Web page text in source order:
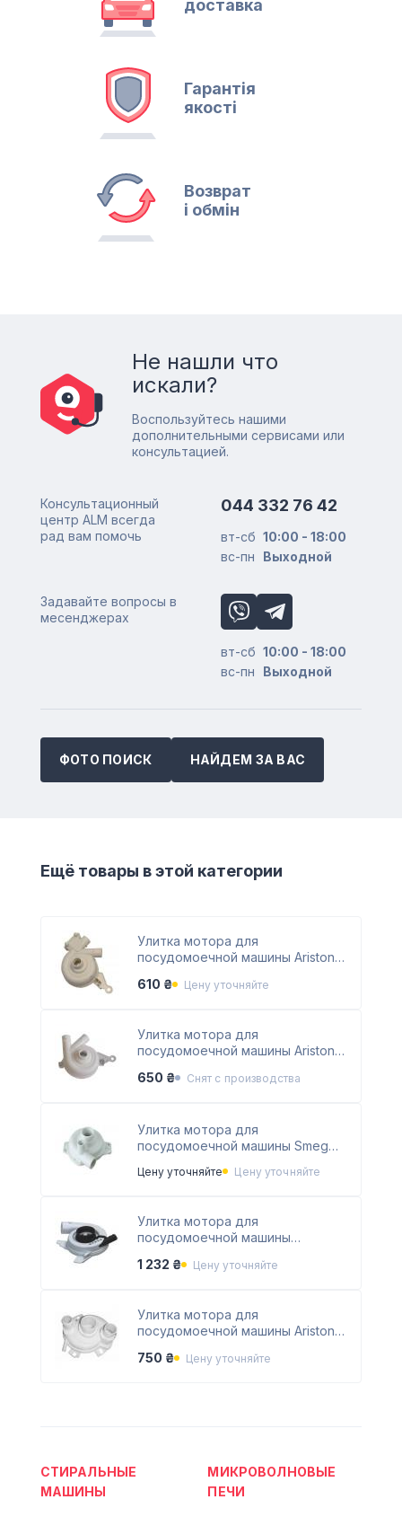
доставка
Гарантія
якості
Возврат
і обмін
Не нашли что
искали?
Воспользуйтесь нашими
дополнительными сервисами или
консультацией.
Консультационный
центр ALM всегда
рад вам помочь
044 332 76 42
вт-сб 10:00 - 18:00
вс-пн
Выходной
Задавайте вопросы в
месенджерах
вт-сб 10:00 - 18:00
вс-пн
Выходной
ФОТО ПОИСК НАЙДЕМ ЗА ВАС
Ещё товары в этой категории
Улитка мотора для
посудомоечной машины Ariston
610 ₴ Цену уточняйте
Улитка мотора для
посудомоечной машины Ariston
650 ₴ Снят с производства
Улитка мотора для
посудомоечной машины Smeg
Цену уточняйте Цену уточняйте
Улитка мотора для
посудомоечной машины
1 232 ₴ Цену уточняйте
Улитка мотора для
посудомоечной машины Ariston
750 ₴ Цену уточняйте
СТИРАЛЬНЫЕ
МАШИНЫ
МИКРОВОЛНОВЫЕ
ПЕЧИ